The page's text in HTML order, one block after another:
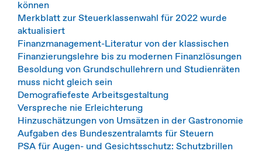
können
Merkblatt zur Steuerklassenwahl für 2022 wurde
aktualisiert
Finanzmanagement-Literatur von der klassischen
Finanzierungslehre bis zu modernen Finanzlösungen
Besoldung von Grundschullehrern und Studienräten
muss nicht gleich sein
Demografiefeste Arbeitsgestaltung
Verspreche nie Erleichterung
Hinzuschätzungen von Umsätzen in der Gastronomie
Aufgaben des Bundeszentralamts für Steuern
PSA für Augen- und Gesichtsschutz: Schutzbrillen